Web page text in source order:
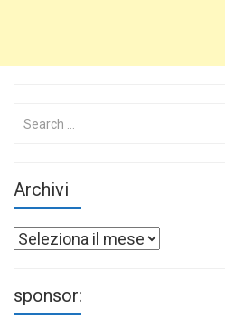
Search
Archivi
Archivi
sponsor: